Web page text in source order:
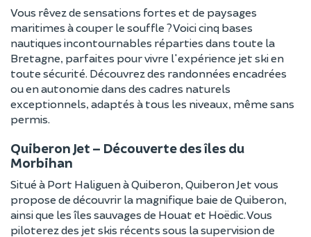
Vous rêvez de sensations fortes et de paysages
maritimes à couper le souffle ? Voici cinq bases
nautiques incontournables réparties dans toute la
Bretagne, parfaites pour vivre l'expérience jet ski en
toute sécurité. Découvrez des randonnées encadrées
ou en autonomie dans des cadres naturels
exceptionnels, adaptés à tous les niveaux, même sans
permis.
Quiberon Jet – Découverte des îles du
Morbihan
Situé à Port Haliguen à Quiberon, Quiberon Jet vous
propose de découvrir la magnifique baie de Quiberon,
ainsi que les îles sauvages de Houat et Hoëdic. Vous
piloterez des jet skis récents sous la supervision de